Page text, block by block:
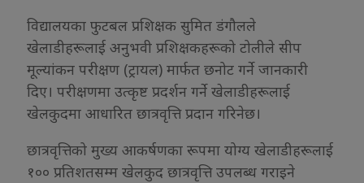
विद्यालयका फुटबल प्रशिक्षक सुमित डंगौलले
खेलाडीहरूलाई अनुभवी प्रशिक्षकहरूको टोलीले सीप
मूल्यांकन परीक्षण (ट्रायल) मार्फत छनोट गर्ने जानकारी
दिए। परीक्षणमा उत्कृष्ट प्रदर्शन गर्ने खेलाडीहरूलाई
खेलकुदमा आधारित छात्रवृत्ति प्रदान गरिनेछ।
छात्रवृत्तिको मुख्य आकर्षणका रूपमा योग्य खेलाडीहरूलाई
१०० प्रतिशतसम्म खेलकुद छात्रवृत्ति उपलब्ध गराइने